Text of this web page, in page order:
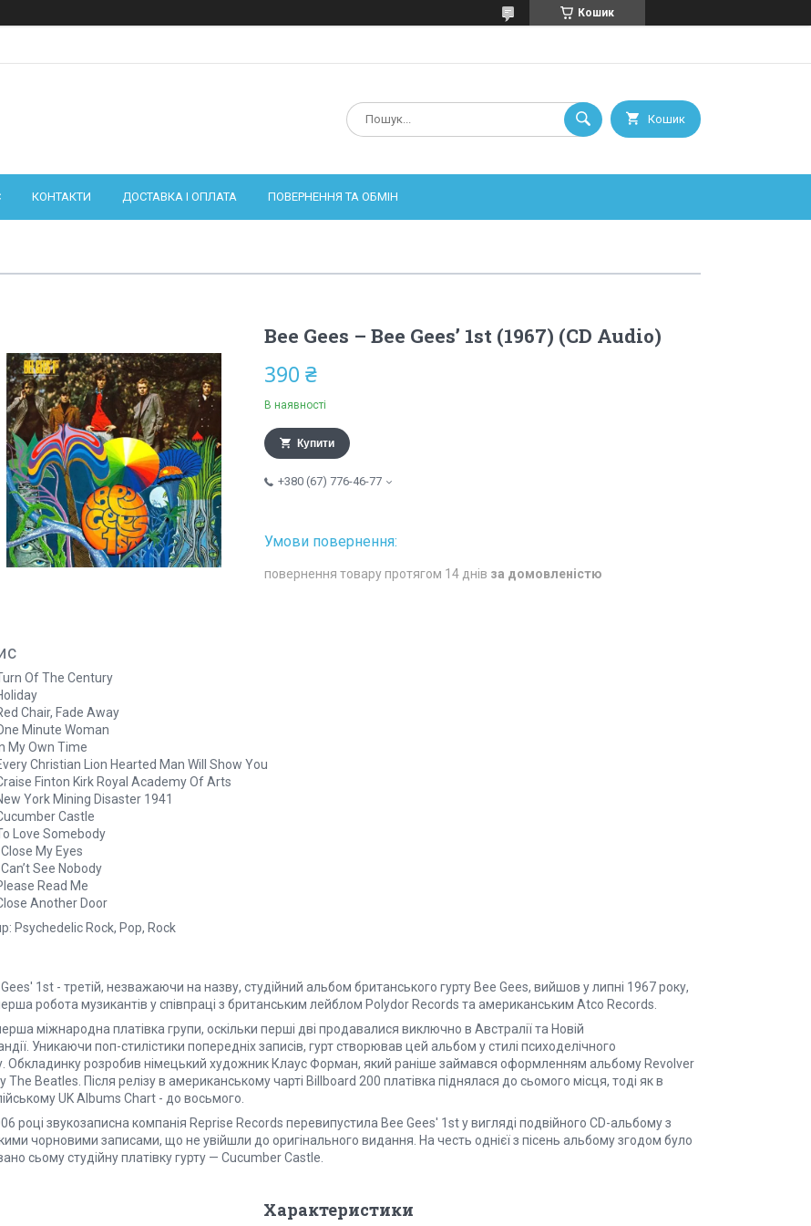
Кошик
Кошик
КОНТАКТИ ДОСТАВКА І ОПЛАТА ПОВЕРНЕННЯ ТА ОБМІН
Bee Gees – Bee Gees’ 1st (1967) (CD Audio)
390 ₴
В наявності
Купити
+380 (67) 776-46-77
повернення товару протягом 14 днів за домовленістю
Of The Century
Chair, Fade Away
Minute Woman
My Own Time
Christian Lion Hearted Man Will Show You
Finton Kirk Royal Academy Of Arts
York Mining Disaster 1941
Castle
Love Somebody
Close My Eyes
See Nobody
Read Me
Another Door
Psychedelic Rock, Pop, Rock
1st - третій, незважаючи на назву, студійний альбом британського гурту Bee Gees, вийшов у липні 1967 року,
робота музикантів у співпраці з британським лейблом Polydor Records та американським Atco Records.
міжнародна платівка групи, оскільки перші дві продавалися виключно в Австралії та Новій
Уникаючи поп-стилістики попередніх записів, гурт створював цей альбом у стилі психоделічного
Обкладинку розробив німецький художник Клаус Форман, який раніше займався оформленням альбому Revolver
The Beatles. Після релізу в американському чарті Billboard 200 платівка піднялася до сьомого місця, тоді як в
UK Albums Chart - до восьмого.
році звукозаписна компанія Reprise Records перевипустила Bee Gees' 1st у вигляді подвійного CD-альбому з
чорновими записами, що не увійшли до оригінального видання. На честь однієї з пісень альбому згодом було
сьому студійну платівку гурту — Cucumber Castle.
Характеристики